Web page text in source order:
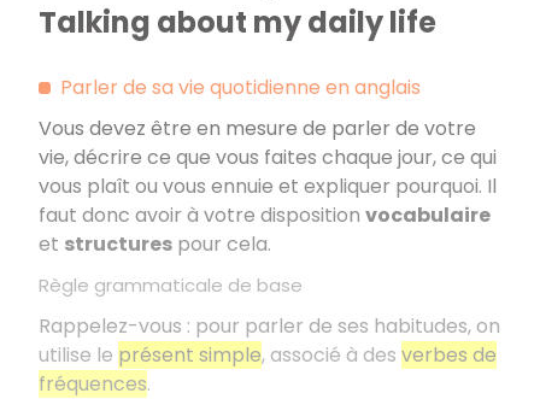
Talking about my daily life
Parler de sa vie quotidienne en anglais
Vous devez être en mesure de parler de votre
vie, décrire ce que vous faites chaque jour, ce qui
vous plaît ou vous ennuie et expliquer pourquoi. Il
faut donc avoir à votre disposition vocabulaire
et structures pour cela.
Règle grammaticale de base
Rappelez-vous : pour parler de ses habitudes, on
utilise le présent simple, associé à des verbes de
fréquences.